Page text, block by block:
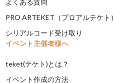
よくある質問
PRO ARTEKET（プロアルテケト）
シリアルコード受け取り
イベント主催者様へ
teket(テケト)とは？
イベント作成の方法